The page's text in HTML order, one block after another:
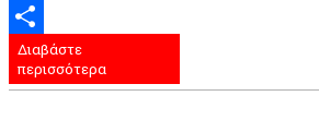
Email
Μοιραστείτε
Διαβάστε
περισσότερα